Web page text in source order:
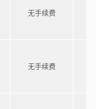
无手续费
无手续费